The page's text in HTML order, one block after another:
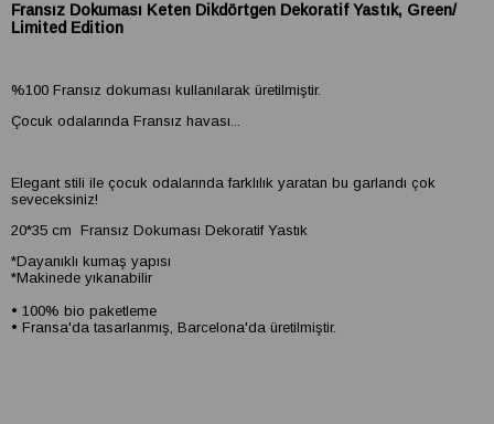
Fransız Dokuması Keten Dikdörtgen Dekoratif Yastık, Green/
Limited Edition
%100 Fransız dokuması kullanılarak üretilmiştir.
Çocuk odalarında Fransız havası...
Elegant stili ile çocuk odalarında farklılık yaratan bu garlandı çok
seveceksiniz!
20*35 cm Fransız Dokuması Dekoratif Yastık
*Dayanıklı kumaş yapısı
*Makinede yıkanabilir
• 100% bio paketleme
• Fransa'da tasarlanmış, Barcelona'da üretilmiştir.